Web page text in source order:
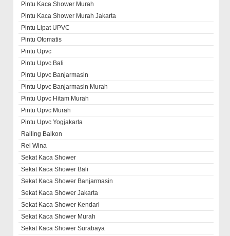
Pintu Kaca Shower Murah
Pintu Kaca Shower Murah Jakarta
Pintu Lipat UPVC
Pintu Otomatis
Pintu Upvc
Pintu Upvc Bali
Pintu Upvc Banjarmasin
Pintu Upvc Banjarmasin Murah
Pintu Upvc Hitam Murah
Pintu Upvc Murah
Pintu Upvc Yogjakarta
Railing Balkon
Rel Wina
Sekat Kaca Shower
Sekat Kaca Shower Bali
Sekat Kaca Shower Banjarmasin
Sekat Kaca Shower Jakarta
Sekat Kaca Shower Kendari
Sekat Kaca Shower Murah
Sekat Kaca Shower Surabaya